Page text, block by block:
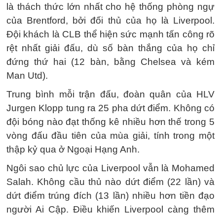
là thách thức lớn nhất cho hệ thống phòng ngự
của Brentford, bởi đối thủ của họ là Liverpool.
Đội khách là CLB thể hiện sức mạnh tấn công rõ
rệt nhất giải đấu, dù số bàn thắng của họ chỉ
đứng thứ hai (12 bàn, bằng Chelsea và kém
Man Utd).
Trung bình mỗi trận đấu, đoàn quân của HLV
Jurgen Klopp tung ra 25 pha dứt điểm. Không có
đội bóng nào đạt thống kê nhiều hơn thế trong 5
vòng đấu đầu tiên của mùa giải, tính trong một
thập kỷ qua ở Ngoại Hạng Anh.
Ngôi sao chủ lực của Liverpool vẫn là Mohamed
Salah. Không cầu thủ nào dứt điểm (22 lần) và
dứt điểm trúng đích (13 lần) nhiều hơn tiền đạo
người Ai Cập. Điều khiến Liverpool càng thêm